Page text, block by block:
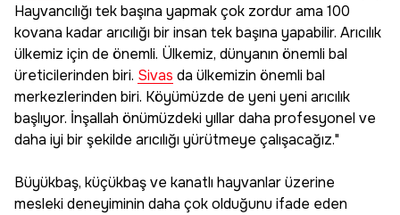
Hayvancılığı tek başına yapmak çok zordur ama 100
kovana kadar arıcılığı bir insan tek başına yapabilir. Arıcılık
ülkemiz için de önemli. Ülkemiz, dünyanın önemli bal
üreticilerinden biri. Sivas da ülkemizin önemli bal
merkezlerinden biri. Köyümüzde de yeni yeni arıcılık
başlıyor. İnşallah önümüzdeki yıllar daha profesyonel ve
daha iyi bir şekilde arıcılığı yürütmeye çalışacağız."
Büyükbaş, küçükbaş ve kanatlı hayvanlar üzerine
mesleki deneyiminin daha çok olduğunu ifade eden